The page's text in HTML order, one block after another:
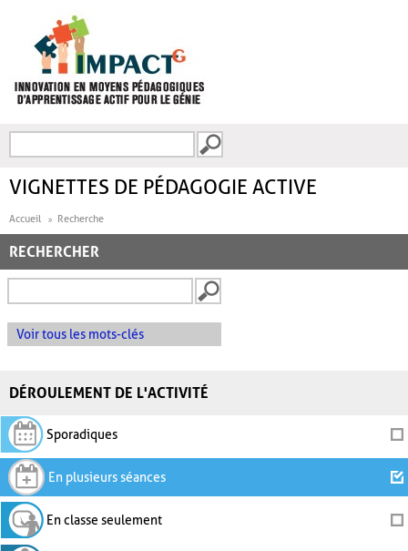
FORMULAIRE DE
VIGNETTES DE PÉDAGOGIE ACTIVE
Accueil Recherche
RECHERCHER
Voir tous les mots-clés
DÉROULEMENT DE L'ACTIVITÉ
Sporadiques
En plusieurs séances
En classe seulement